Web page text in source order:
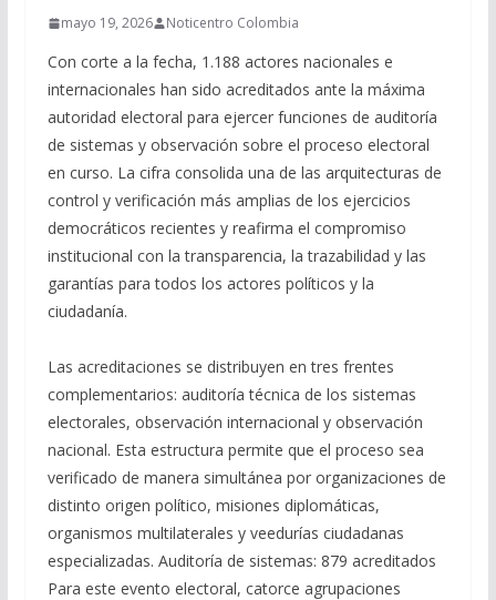
mayo 19, 2026 Noticentro Colombia
Con corte a la fecha, 1.188 actores nacionales e
internacionales han sido acreditados ante la máxima
autoridad electoral para ejercer funciones de auditoría
de sistemas y observación sobre el proceso electoral
en curso. La cifra consolida una de las arquitecturas de
control y verificación más amplias de los ejercicios
democráticos recientes y reafirma el compromiso
institucional con la transparencia, la trazabilidad y las
garantías para todos los actores políticos y la
ciudadanía.
Las acreditaciones se distribuyen en tres frentes
complementarios: auditoría técnica de los sistemas
electorales, observación internacional y observación
nacional. Esta estructura permite que el proceso sea
verificado de manera simultánea por organizaciones de
distinto origen político, misiones diplomáticas,
organismos multilaterales y veedurías ciudadanas
especializadas. Auditoría de sistemas: 879 acreditados
Para este evento electoral, catorce agrupaciones